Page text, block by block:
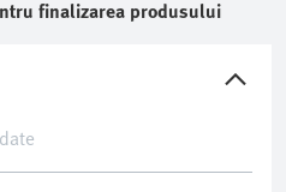
finalizarea produsului